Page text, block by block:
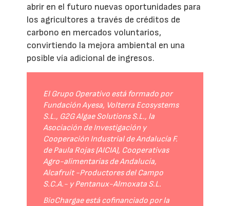
abrir en el futuro nuevas oportunidades para
los agricultores a través de créditos de
carbono en mercados voluntarios,
convirtiendo la mejora ambiental en una
posible vía adicional de ingresos.
El Grupo Operativo está formado por
Fundación Ayesa, Volterra Ecosystems
S.L., G2G Algae Solutions S.L., la
Asociación de Investigación y
Cooperación Industrial de Andalucía F.
de Paula Rojas (AICIA), Cooperativas
Agro-alimentarias de Andalucía,
Alcafruit -Productores del Campo
S.C.A.- y Pentanux-Almoxata S.L.
BioChargae está cofinanciado por la